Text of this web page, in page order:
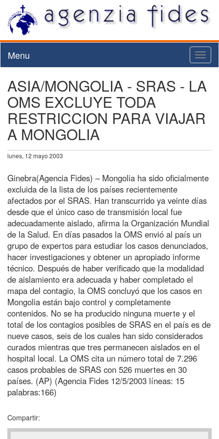
Menu
ASIA/MONGOLIA - SRAS - LA
OMS EXCLUYE TODA
RESTRICCION PARA VIAJAR
A MONGOLIA
lunes, 12 mayo 2003
Ginebra(Agencia Fides) – Mongolia ha sido oficialmente
excluida de la lista de los países recientemente
afectados por el SRAS. Han transcurrido ya veinte días
desde que el único caso de transmisión local fue
adecuadamente aislado, afirma la Organización Mundial
de la Salud. En días pasados la OMS envió al país un
grupo de expertos para estudiar los casos denunciados,
hacer investigaciones y obtener un apropiado informe
técnico. Después de haber verificado que la modalidad
de aislamiento era adecuada y haber completado el
mapa del contagio, la OMS concluyó que los casos en
Mongolia están bajo control y completamente
contenidos. No se ha producido ninguna muerte y el
total de los contagios posibles de SRAS en el país es de
nueve casos, seis de los cuales han sido considerados
curados mientras que tres permanecen aislados en el
hospital local. La OMS cita un número total de 7.296
casos probables de SRAS con 526 muertes en 30
países. (AP) (Agencia Fides 12/5/2003 líneas: 15
palabras:166)
Compartir: